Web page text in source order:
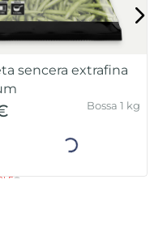
Bossa 450g